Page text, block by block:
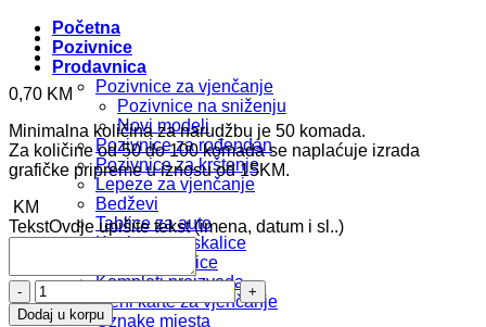
Početna
Pozivnice
Prodavnica
Pozivnice za vjenčanje
Pozivnice na sniženju
Novi modeli
Pozivnice za rođendan
Pozivnice za krštenje
Lepeze za vjenčanje
Bedževi
Tablice za auto
Kartice za prskalice
Foto zahvalnice
Kompleti proizvoda
Meni karte za vjenčanje
Oznake mjesta
0,70 KM
Minimalna količina za narudžbu je 50 komada.
Za količine od 50 do 100 komada se naplaćuje izrada
grafičke pripreme u iznosu od 15KM.
KM
TekstOvdje upišite tekst (imena, datum i sl..)
Bedž
b202
Dodaj u korpu